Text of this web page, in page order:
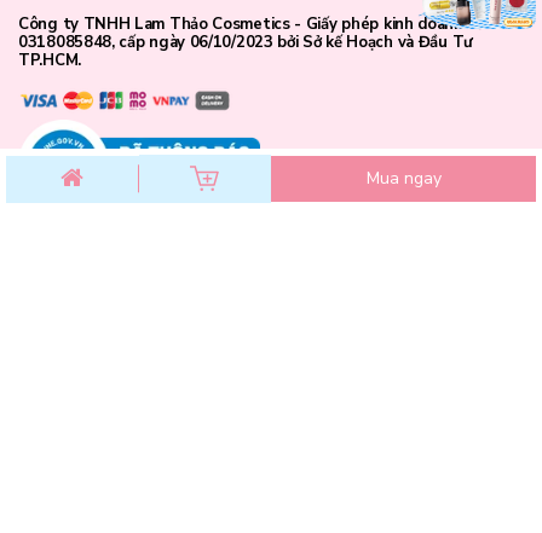
Mua ngay
Công ty TNHH Lam Thảo Cosmetics - Giấy phép kinh doanh số
0318085848, cấp ngày 06/10/2023 bởi Sở kế Hoạch và Đầu Tư
TP.HCM.